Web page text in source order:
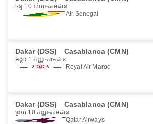
ចន្ទ 10 សីហា តាមដាន
Air Senegal
Dakar (DSS) Casablanca (CMN)
អង្គារ 1 កញ្ញា តាមដាន
Royal Air Maroc
Dakar (DSS) Casablanca (CMN)
ព្រហ 10 កញ្ញា តាមដាន
Qatar Airways